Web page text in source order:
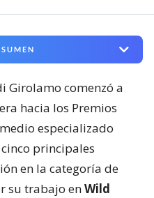
Girolamo comenzó a
hacia los Premios
especializado
principales
en la categoría de
su trabajo enWild